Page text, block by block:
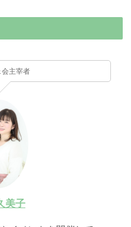
会主宰者
美子